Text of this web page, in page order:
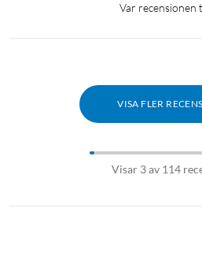
Var recensionen
VISA FLER
Visar 3 av 114